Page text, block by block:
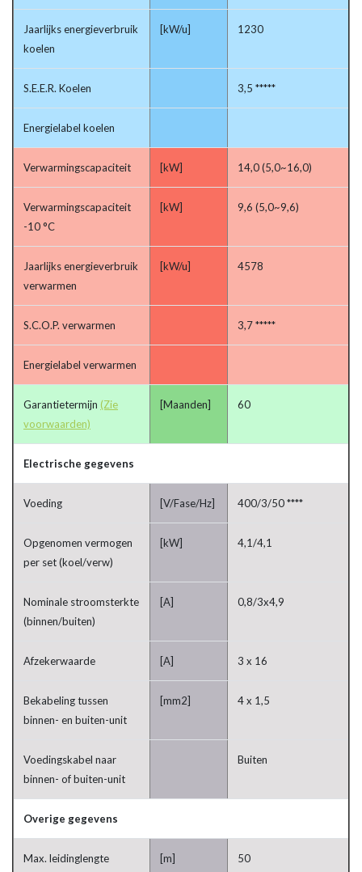
Jaarlijks energieverbruik
koelen
[kW/u] 1230
S.E.E.R. Koelen 3,5 *****
Energielabel koelen
Verwarmingscapaciteit [kW] 14,0 (5,0~16,0)
Verwarmingscapaciteit
-10 °C
[kW] 9,6 (5,0~9,6)
Jaarlijks energieverbruik
verwarmen
[kW/u] 4578
S.C.O.P. verwarmen 3,7 *****
Energielabel verwarmen
Garantietermijn (Zie
voorwaarden)
[Maanden] 60
Electrische gegevens
Voeding [V/Fase/Hz] 400/3/50 ****
Opgenomen vermogen
per set (koel/verw)
[kW] 4,1/4,1
Nominale stroomsterkte
(binnen/buiten)
[A] 0,8/3x4,9
Afzekerwaarde [A] 3 x 16
Bekabeling tussen
binnen- en buiten-unit
[mm2] 4 x 1,5
Voedingskabel naar
binnen- of buiten-unit
Buiten
Overige gegevens
Max. leidinglengte [m] 50